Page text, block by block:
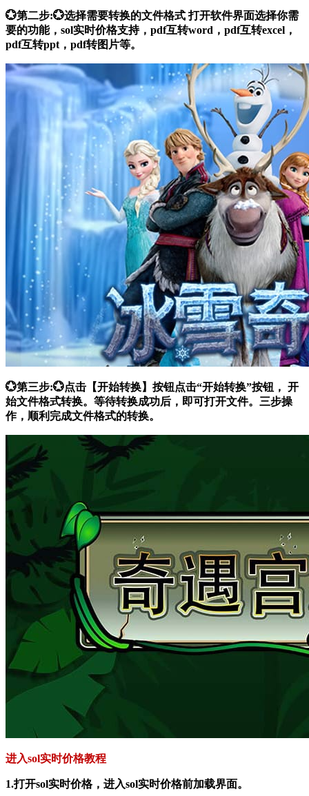
💮第二步:💮选择需要转换的文件格式 打开软件界面选择你需
要的功能，sol实时价格支持，pdf互转word，pdf互转excel，
pdf互转ppt，pdf转图片等。
💮第三步:💮点击【开始转换】按钮点击“开始转换”按钮， 开
始文件格式转换。等待转换成功后，即可打开文件。三步操
作，顺利完成文件格式的转换。
进入sol实时价格教程
1.打开sol实时价格，进入sol实时价格前加载界面。